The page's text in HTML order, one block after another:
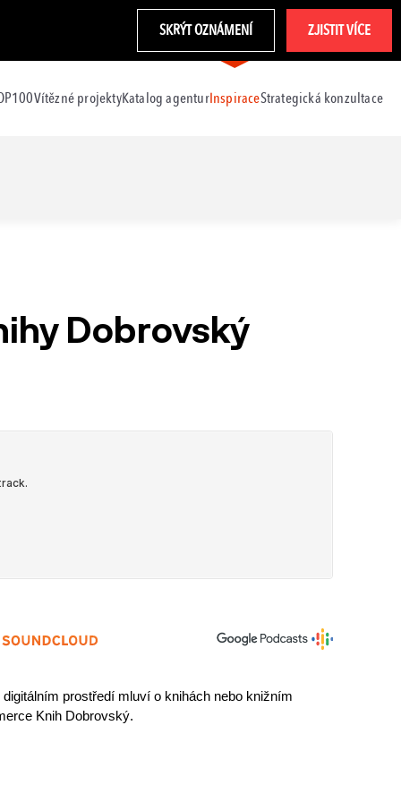
SKRÝT OZNÁMENÍ ZJISTIT VÍCE
Vítězné projektyKatalog agenturInspiraceStrategická konzultace
Dobrovský
prostředí mluví o knihách nebo knižním
Knih Dobrovský.